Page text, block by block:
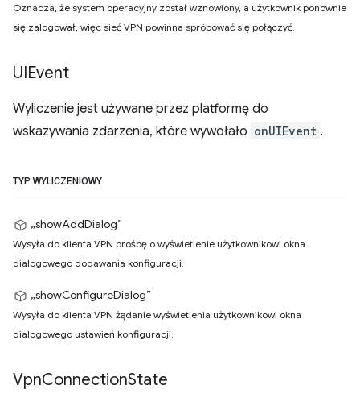
Oznacza, że system operacyjny został wznowiony, a użytkownik ponownie
się zalogował, więc sieć VPN powinna spróbować się połączyć.
UIEvent
Wyliczenie jest używane przez platformę do
wskazywania zdarzenia, które wywołało onUIEvent .
TYP WYLICZENIOWY
„showAddDialog”
Wysyła do klienta VPN prośbę o wyświetlenie użytkownikowi okna
dialogowego dodawania konfiguracji.
„showConfigureDialog”
Wysyła do klienta VPN żądanie wyświetlenia użytkownikowi okna
dialogowego ustawień konfiguracji.
VpnConnectionState